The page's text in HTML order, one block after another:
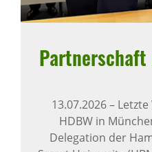
Part­ner­schaft
13.07.2026–
HDBW in
Delegation der